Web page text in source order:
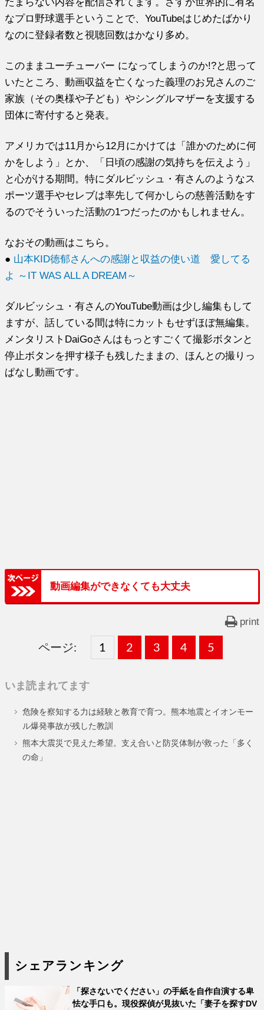
なプロ野球選手ということで、YouTubeはじめたばかり
なのに登録者数と視聴回数はかなり多め。
このままユーチューバー になってしまうのか!?と思って
いたところ、動画収益を亡くなった義理のお兄さんのご
家族（その奥様や子ども）やシングルマザーを支援する
団体に寄付すると発表。
アメリカでは11月から12月にかけては「誰かのために何
かをしよう」とか、「日頃の感謝の気持ちを伝えよう」
と心がける期間。特にダルビッシュ・有さんのようなス
ポーツ選手やセレブは率先して何かしらの慈善活動をす
るのでそういった活動の1つだったのかもしれません。
なおその動画はこちら。
● 山本KID徳郁さんへの感謝と収益の使い道 愛してる
よ ～IT WAS ALL A DREAM～
ダルビッシュ・有さんのYouTube動画は少し編集もして
ますが、話している間は特にカットもせずほぼ無編集。
メンタリストDaiGoさんはもっとすごくて撮影ボタンと
停止ボタンを押す様子も残したままの、ほんとの撮りっ
ぱなし動画です。
動画編集ができなくても大丈夫
print
ページ:
固
ー
ジ
1 ,
固
ー
ジ
2 ,
固
ー
ジ
3 ,
固
ー
ジ
4 ,
固
ー
ジ
5
いま読まれてます
危険を察知する力は経験と教育で育つ。熊本地震とイオンモー
ル爆発事故が残した教訓
熊本大震災で見えた希望。支え合いと防災体制が救った「多く
の命」
シェアランキング
「探さないでください」の手紙を自作自演する卑
怯な手口も。現役探偵が見抜いた「妻子を探すDV